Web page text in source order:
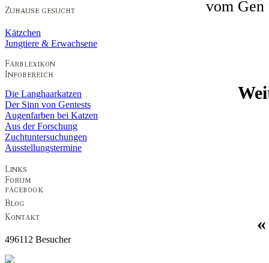
Kätzchen
Jungtiere & Erwachsene
Die Langhaarkatzen
Der Sinn von Gentests
Augenfarben bei Katzen
Aus der Forschung
Zuchtuntersuchungen
Ausstellungstermine
496112 Besucher
vom